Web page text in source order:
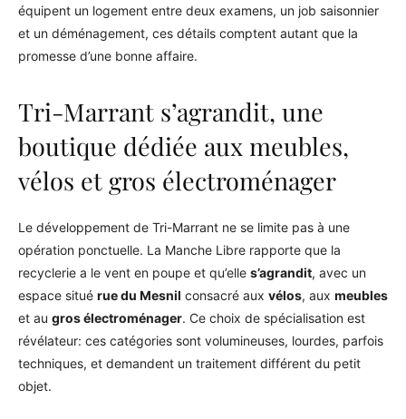
équipent un logement entre deux examens, un job saisonnier
et un déménagement, ces détails comptent autant que la
promesse d’une bonne affaire.
Tri-Marrant s’agrandit, une
boutique dédiée aux meubles,
vélos et gros électroménager
Le développement de Tri-Marrant ne se limite pas à une
opération ponctuelle. La Manche Libre rapporte que la
recyclerie a le vent en poupe et qu’elle s’agrandit, avec un
espace situé rue du Mesnil consacré aux vélos, aux meubles
et au gros électroménager. Ce choix de spécialisation est
révélateur: ces catégories sont volumineuses, lourdes, parfois
techniques, et demandent un traitement différent du petit
objet.